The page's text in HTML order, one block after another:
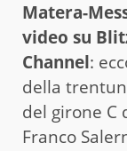
Matera-
video su
Channel:
della
del girone C
Franco